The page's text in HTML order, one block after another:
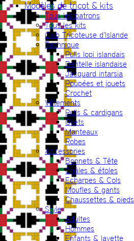
Modèles de tricot & kits
Tous les patrons
Tous les kits
Club Tricoteuse d’Islande
Technique
Pulls lopi islandais
Dentelle islandaise
Jacquard intarsia
Poupées et jouets
Crochet
Vêtements
Pulls & cardigans
Gilets
Manteaux
Robes
Accessories
Bonnets & Tête
Châles & étoles
Echarpes & Cols
Moufles & gants
Chaussettes & pieds
Style
Adultes
Hommes
Enfants & layette